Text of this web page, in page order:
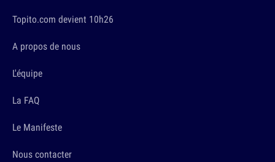
Topito.com devient 10h26
A propos de nous
L'équipe
La FAQ
Le Manifeste
Nous contacter